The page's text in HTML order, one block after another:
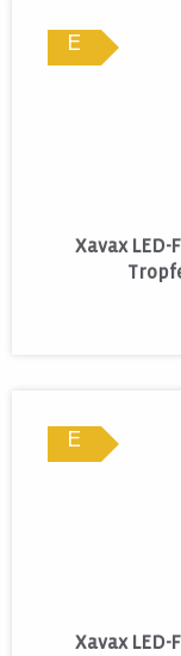
E
Xavax LED-
E
Xavax LED-